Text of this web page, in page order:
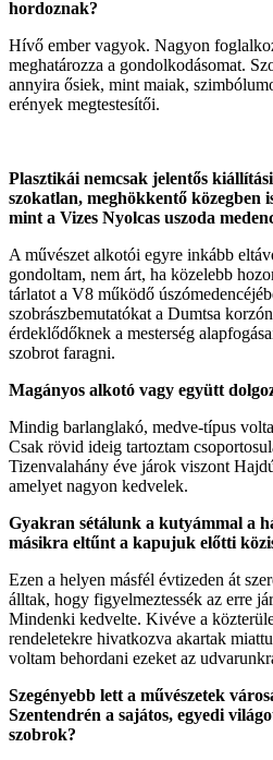
hordoznak?
Hívő ember vagyok. Nagyon
meghatározza a gondolkodásomat.
annyira ősiek, mint maiak,
erények megtestesítői.
Plasztikái nemcsak jelentős
szokatlan, meghökkentő közegben
mint a Vizes Nyolcas uszoda
A művészet alkotói egyre inkább
gondoltam, nem árt, ha közelebb
tárlatot a V8 működő
szobrászbemutatókat a Dumtsa
érdeklődőknek a mesterség
szobrot faragni.
Magányos alkotó vagy együtt
Mindig barlanglakó, medve-típus
Csak rövid ideig tartoztam
Tizenvalahány éve járok viszont
amelyet nagyon kedvelek.
Gyakran sétálunk a kutyámmal a
másikra eltűnt a kapujuk előtti
Ezen a helyen másfél évtizeden át
álltak, hogy figyelmeztessék az erre
Mindenki kedvelte. Kivéve a
rendeletekre hivatkozva akartak
voltam behordani ezeket az
Szegényebb lett a művészetek
Szentendrén a sajátos, egyedi
szobrok?